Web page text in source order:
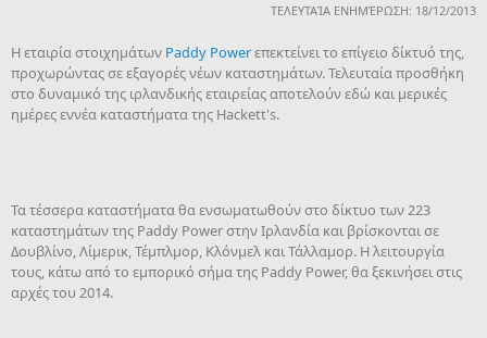
ΤΕΛΕΥΤΑΊΑ ΕΝΗΜΈΡΩΣΗ: 18/12/2013
Η εταιρία στοιχημάτων Paddy Powerεπεκτείνει το επίγειο δίκτυό της,
προχωρώντας σε εξαγορές νέων καταστημάτων. Τελευταία προσθήκη
στο δυναμικό της ιρλανδικής εταιρείας αποτελούν εδώ και μερικές
ημέρες εννέα καταστήματα της Hackett's.
Τα τέσσερα καταστήματα θα ενσωματωθούν στο δίκτυο των 223
καταστημάτων της Paddy Power στην Ιρλανδία και βρίσκονται σε
Δουβλίνο, Λίμερικ, Τέμπλμορ, Κλόνμελ και Τάλλαμορ. Η λειτουργία
τους, κάτω από το εμπορικό σήμα της Paddy Power, θα ξεκινήσει στις
αρχές του 2014.